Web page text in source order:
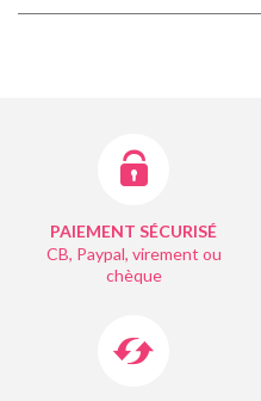
PAIEMENT SÉCURISÉ
CB, Paypal, virement ou
chèque